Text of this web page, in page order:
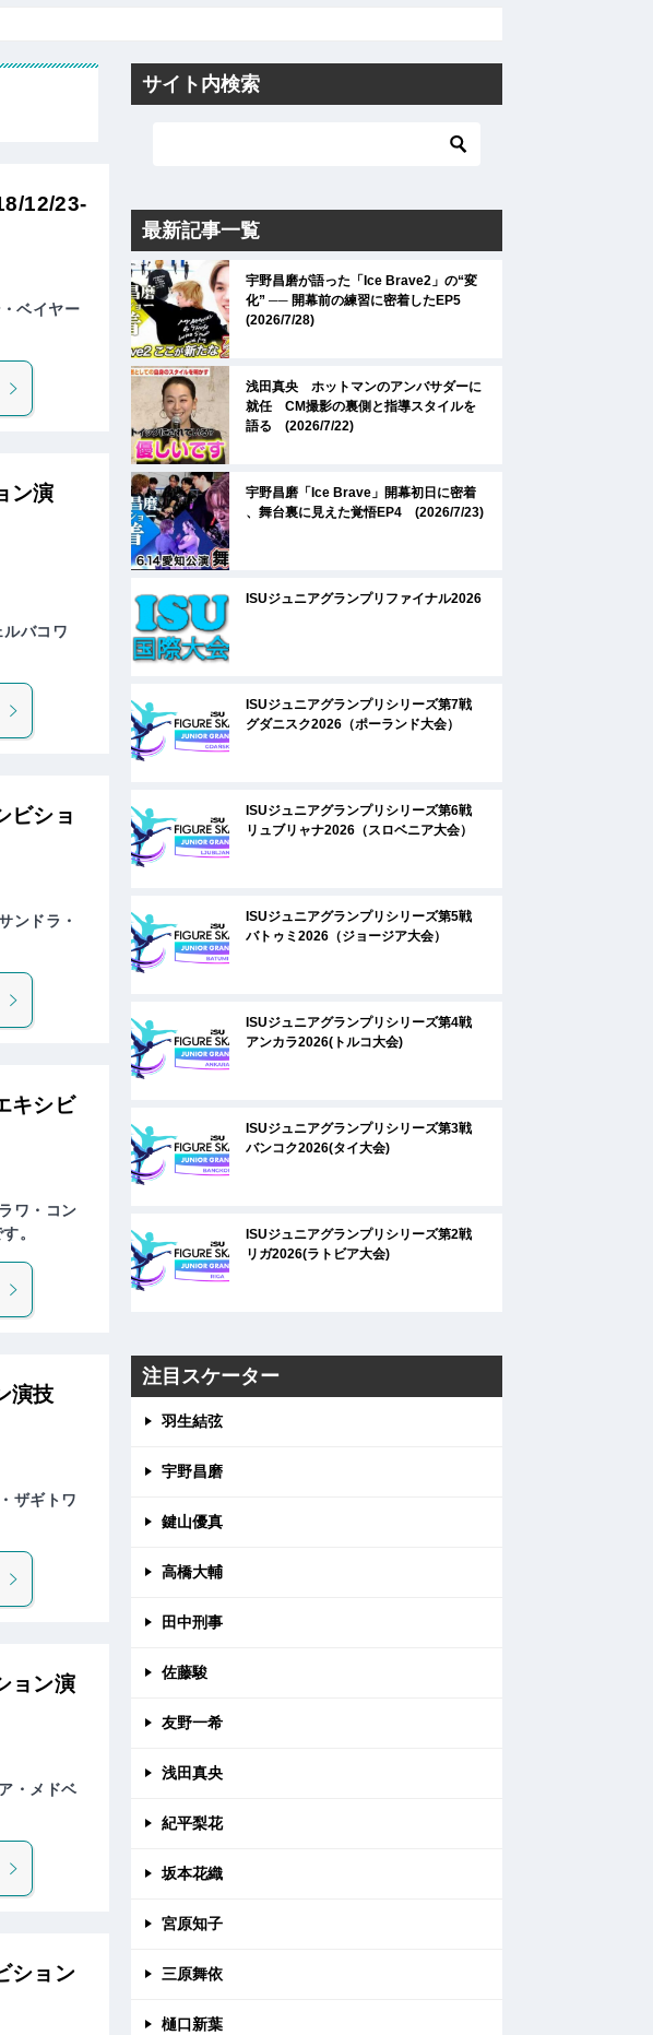
12/23-
ベイヤー
ン演
バコワ
ビショ
ンドラ・
キシビ
ワ・コン
。
演技
ザギトワ
ョン演
・メドベ
ション
サイト内検索
最新記事一覧
宇野昌磨が語った「Ice Brave2」の“変
化” ── 開幕前の練習に密着したEP5
(2026/7/28)
浅田真央 ホットマンのアンバサダーに
就任 CM撮影の裏側と指導スタイルを
語る (2026/7/22)
宇野昌磨「Ice Brave」開幕初日に密着
、舞台裏に見えた覚悟EP4 (2026/7/23)
ISUジュニアグランプリファイナル2026
ISUジュニアグランプリシリーズ第7戦
グダニスク2026（ポーランド大会）
ISUジュニアグランプリシリーズ第6戦
リュブリャナ2026（スロベニア大会）
ISUジュニアグランプリシリーズ第5戦
バトゥミ2026（ジョージア大会）
ISUジュニアグランプリシリーズ第4戦
アンカラ2026(トルコ大会)
ISUジュニアグランプリシリーズ第3戦
バンコク2026(タイ大会)
ISUジュニアグランプリシリーズ第2戦
リガ2026(ラトビア大会)
注目スケーター
羽生結弦
宇野昌磨
鍵山優真
高橋大輔
田中刑事
佐藤駿
友野一希
浅田真央
紀平梨花
坂本花織
宮原知子
三原舞依
樋口新葉